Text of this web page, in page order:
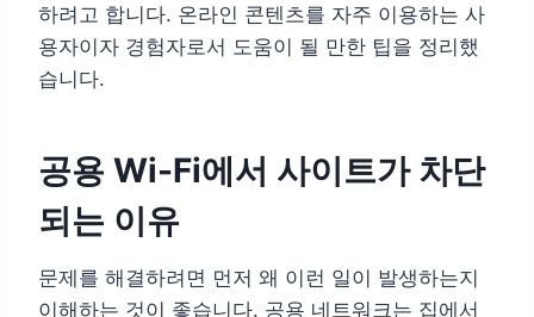
하려고 합니다. 온라인 콘텐츠를 자주 이용하는 사
용자이자 경험자로서 도움이 될 만한 팁을 정리했
습니다.
공용 Wi-Fi에서 사이트가 차단
되는 이유
문제를 해결하려면 먼저 왜 이런 일이 발생하는지
이해하는 것이 좋습니다. 공용 네트워크는 집에서